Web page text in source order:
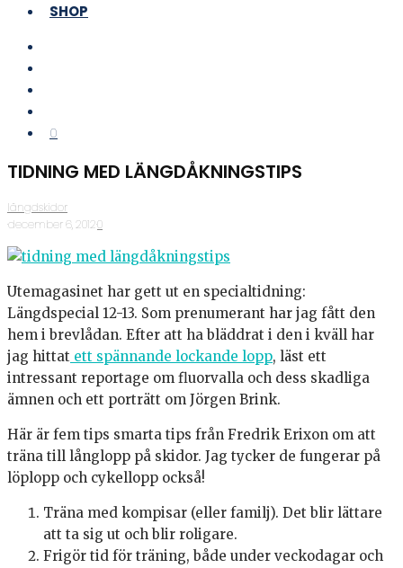
SHOP
0
TIDNING MED LÄNGDÅKNINGSTIPS
längdskidor
·december 6, 2012·0
Utemagasinet har gett ut en specialtidning:
Längdspecial 12-13. Som prenumerant har jag fått den
hem i brevlådan. Efter att ha bläddrat i den i kväll har
jag hittat ett spännande lockande lopp, läst ett
intressant reportage om fluorvalla och dess skadliga
ämnen och ett porträtt om Jörgen Brink.
Här är fem tips smarta tips från Fredrik Erixon om att
träna till långlopp på skidor. Jag tycker de fungerar på
löplopp och cykellopp också!
Träna med kompisar (eller familj). Det blir lättare
att ta sig ut och blir roligare.
Frigör tid för träning, både under veckodagar och